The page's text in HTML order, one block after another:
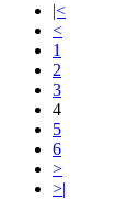
|<
<
1
2
3
4
5
6
>
>|